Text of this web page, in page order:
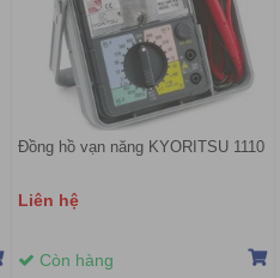
Đồng hồ vạn năng KYORITSU 1110
Liên hệ
Còn hàng